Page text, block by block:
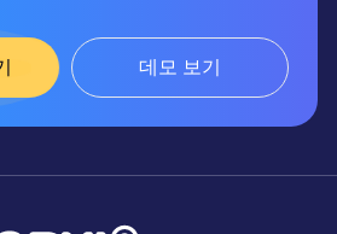
데모 보기